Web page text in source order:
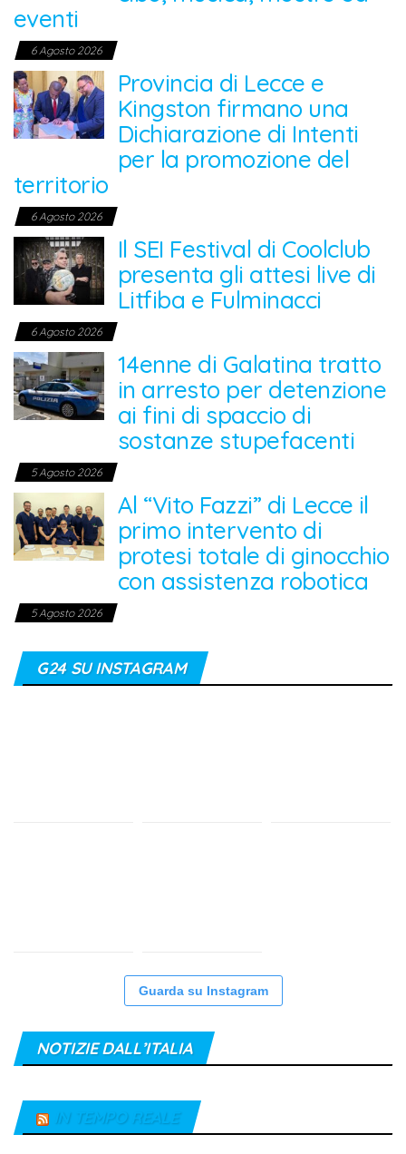
eventi
6 Agosto 2026
Provincia di Lecce e
Kingston firmano una
Dichiarazione di Intenti
per la promozione del
territorio
6 Agosto 2026
Il SEI Festival di Coolclub
presenta gli attesi live di
Litfiba e Fulminacci
6 Agosto 2026
14enne di Galatina tratto
in arresto per detenzione
ai fini di spaccio di
sostanze stupefacenti
5 Agosto 2026
Al “Vito Fazzi” di Lecce il
primo intervento di
protesi totale di ginocchio
con assistenza robotica
5 Agosto 2026
G24 SU INSTAGRAM
Guarda su Instagram
NOTIZIE DALL’ITALIA
IN TEMPO REALE